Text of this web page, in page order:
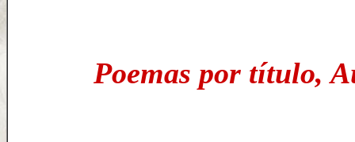
Poemas por título,